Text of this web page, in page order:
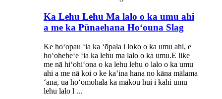
Ka Lehu Lehu Ma lalo o ka umu ahi
a me ka Pūnaehana Hoʻouna Slag
Ke hoʻopau ʻia ka ʻōpala i loko o ka umu ahi, e
hoʻoheheʻe ʻia ka lehu ma lalo o ka umu.E like
me nā hiʻohiʻona o ka lehu lehu o lalo o ka umu
ahi a me nā koi o ke kaʻina hana no kāna mālama
ʻana, ua hoʻomohala kā mākou hui i kahi umu
lehu lalo l ...